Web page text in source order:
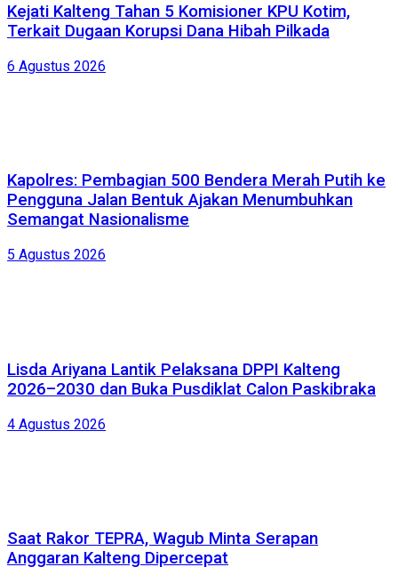
Kejati Kalteng Tahan 5 Komisioner KPU Kotim,
Terkait Dugaan Korupsi Dana Hibah Pilkada
6 Agustus 2026
Kapolres: Pembagian 500 Bendera Merah Putih ke
Pengguna Jalan Bentuk Ajakan Menumbuhkan
Semangat Nasionalisme
5 Agustus 2026
Lisda Ariyana Lantik Pelaksana DPPI Kalteng
2026–2030 dan Buka Pusdiklat Calon Paskibraka
4 Agustus 2026
Saat Rakor TEPRA, Wagub Minta Serapan
Anggaran Kalteng Dipercepat